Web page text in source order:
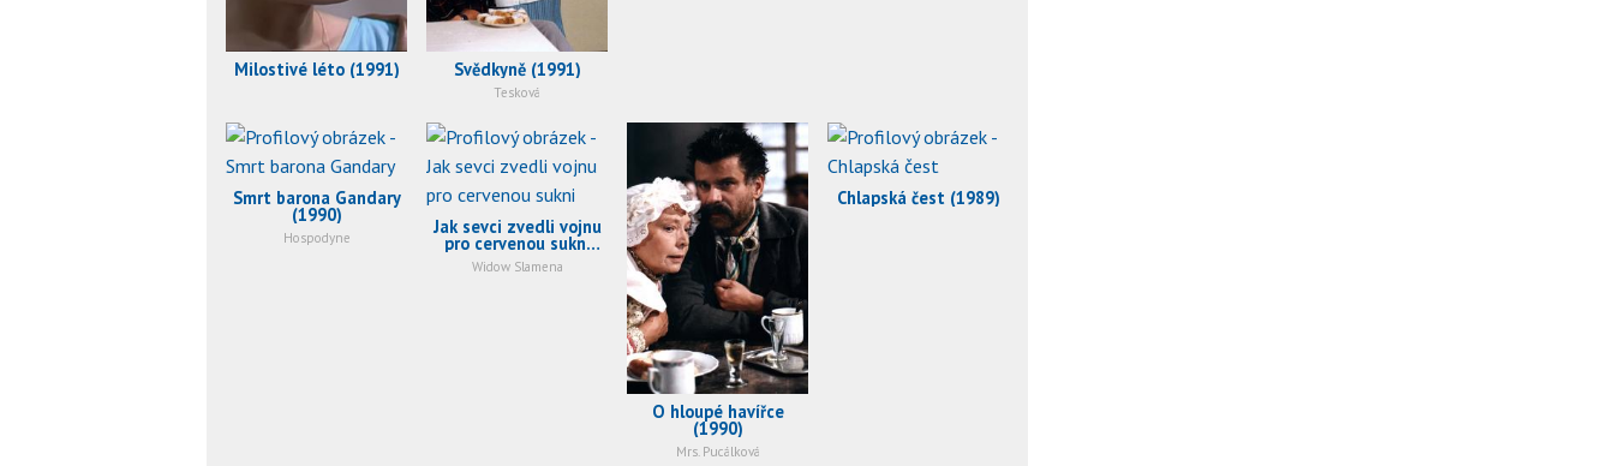
Milostivé léto (1991) Svědkyně (1991)
Tesková
Smrt barona Gandary
(1990)
Hospodyne Jak sevci zvedli vojnu
pro cervenou sukni
(1990)
Widow Slamena
O hloupé havířce
(1990)
Mrs. Pucálková
Chlapská čest (1989)